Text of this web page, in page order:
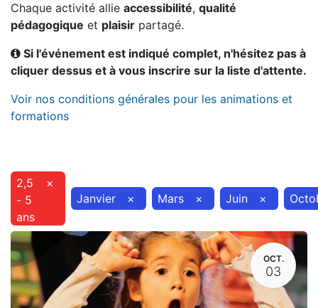
Chaque activité allie accessibilité, qualité
pédagogique et plaisir partagé.
Si l'événement est indiqué complet, n'hésitez pas à
cliquer dessus et à vous inscrire sur la liste d'attente.
Voir nos conditions générales pour les animations et
formations
2,5
- 5
ans
×
Janvier
× Mars × Juin ×
OCT.
03